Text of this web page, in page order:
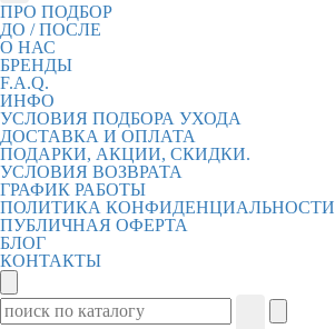
ПРО ПОДБОР
ДО / ПОСЛЕ
О НАС
БРЕНДЫ
F.A.Q.
ИНФО
УСЛОВИЯ ПОДБОРА УХОДА
ДОСТАВКА И ОПЛАТА
ПОДАРКИ, АКЦИИ, СКИДКИ.
УСЛОВИЯ ВОЗВРАТА
ГРАФИК РАБОТЫ
ПОЛИТИКА КОНФИДЕНЦИАЛЬНОСТИ
ПУБЛИЧНАЯ ОФЕРТА
БЛОГ
КОНТАКТЫ